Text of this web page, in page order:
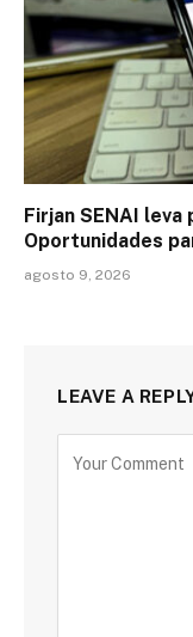
Firjan SENAI leva
Oportunidades
agosto 9, 2026
LEAVE A